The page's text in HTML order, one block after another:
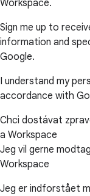
Workspace.
Sign me up to
information and
Google.
I understand my
accordance with
Chci dostávat
a Workspace
Jeg vil gerne
Workspace
Jeg er indforstået